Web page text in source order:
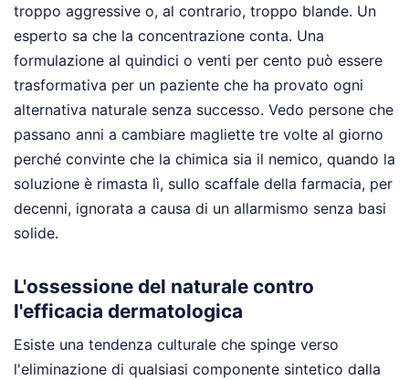
troppo aggressive o, al contrario, troppo blande. Un
esperto sa che la concentrazione conta. Una
formulazione al quindici o venti per cento può essere
trasformativa per un paziente che ha provato ogni
alternativa naturale senza successo. Vedo persone che
passano anni a cambiare magliette tre volte al giorno
perché convinte che la chimica sia il nemico, quando la
soluzione è rimasta lì, sullo scaffale della farmacia, per
decenni, ignorata a causa di un allarmismo senza basi
solide.
L'ossessione del naturale contro
l'efficacia dermatologica
Esiste una tendenza culturale che spinge verso
l'eliminazione di qualsiasi componente sintetico dalla